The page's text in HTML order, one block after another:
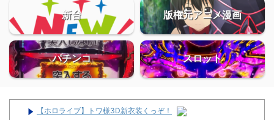
新台 版権元アニメ漫画
パチンコ スロット
【ホロライブ】トワ様3D新衣装くっぞ！